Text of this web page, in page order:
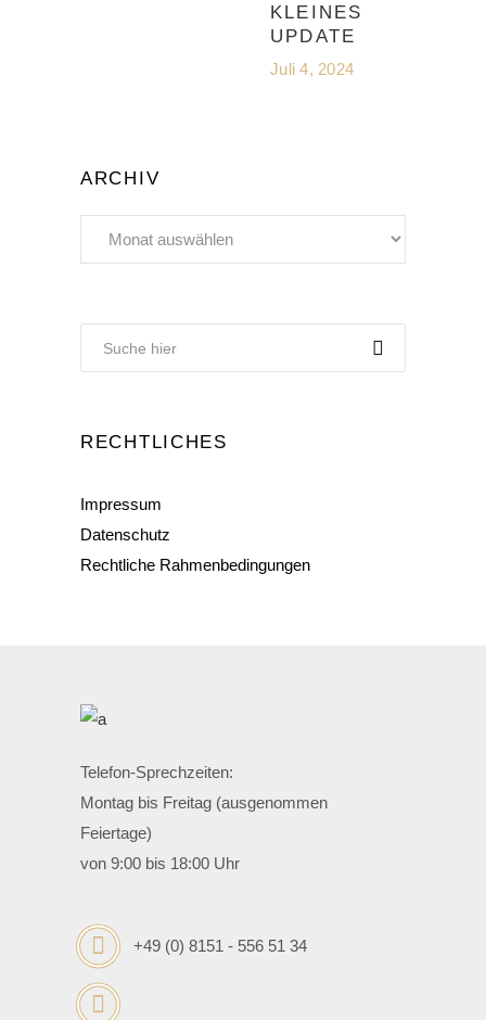
KLEINES
UPDATE
Juli 4, 2024
ARCHIV
Archiv
RECHTLICHES
Impressum
Datenschutz
Rechtliche Rahmenbedingungen
Telefon-Sprechzeiten:
Montag bis Freitag (ausgenommen
Feiertage)
von 9:00 bis 18:00 Uhr
+49 (0) 8151 - 556 51 34